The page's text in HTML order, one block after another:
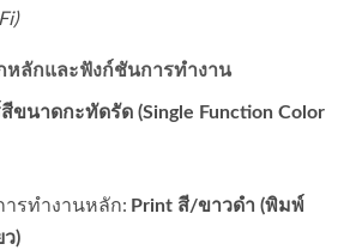
กหลักและฟังก์ชันการทำงาน
ขนาดกะทัดรัด (Single Function Color
รทำงานหลัก: Print สี/ขาวดำ (พิมพ์
ว)